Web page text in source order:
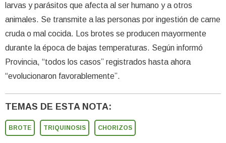
larvas y parásitos que afecta al ser humano y a otros
animales. Se transmite a las personas por ingestión de carne
cruda o mal cocida. Los brotes se producen mayormente
durante la época de bajas temperaturas. Según informó
Provincia, “todos los casos” registrados hasta ahora
“evolucionaron favorablemente”.
TEMAS DE ESTA NOTA:
BROTE TRIQUINOSIS CHORIZOS